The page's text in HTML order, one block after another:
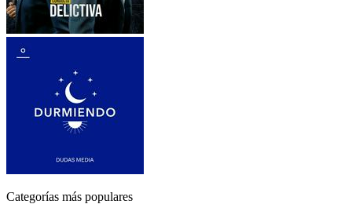
Categorías más populares